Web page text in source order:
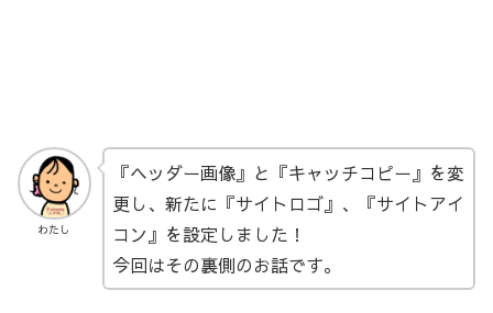
わたし
『ヘッダー画像』と『キャッチコピー』を変
更し、新たに『サイトロゴ』、『サイトアイ
コン』を設定しました！
今回はその裏側のお話です。